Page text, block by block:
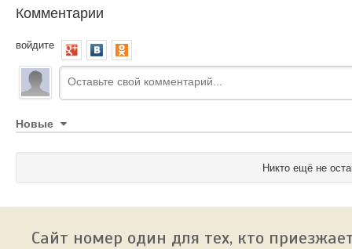
Комментарии
войдите
Новые
Никто ещё не
Сайт номер один для тех, кто